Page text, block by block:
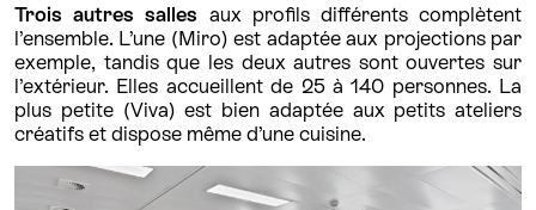
Trois autres salles aux profils différents complètent
l’ensemble. L’une (Miro) est adaptée aux projections par
exemple, tandis que les deux autres sont ouvertes sur
l’extérieur. Elles accueillent de 25 à 140 personnes. La
plus petite (Viva) est bien adaptée aux petits ateliers
créatifs et dispose même d’une cuisine.